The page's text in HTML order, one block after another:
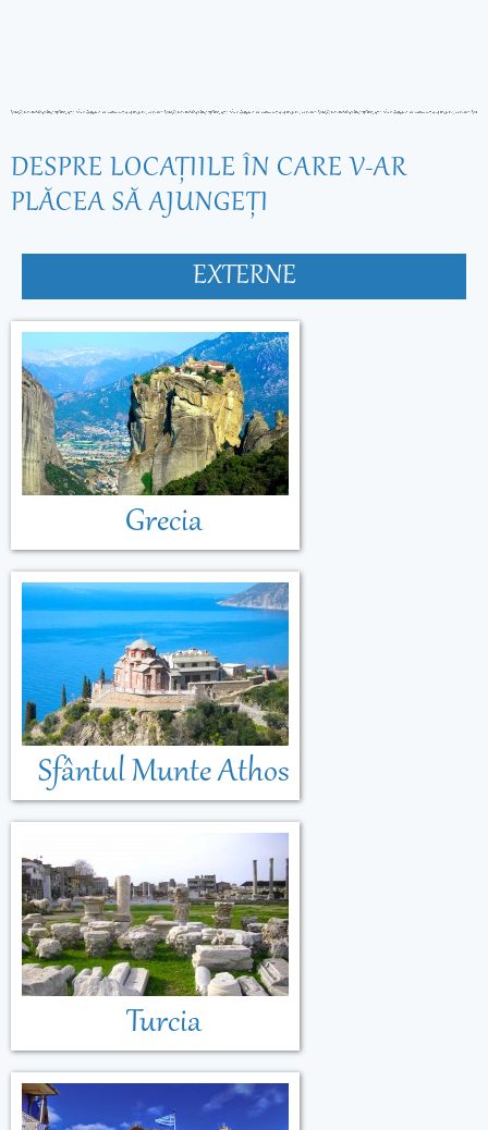
DESPRE LOCAŢIILE ÎN CARE V-AR
PLĂCEA SĂ AJUNGEŢI
EXTERNE
Grecia
Sfântul Munte Athos
Turcia